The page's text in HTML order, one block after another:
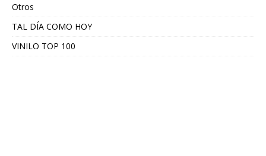
Otros
TAL DÍA COMO HOY
VINILO TOP 100